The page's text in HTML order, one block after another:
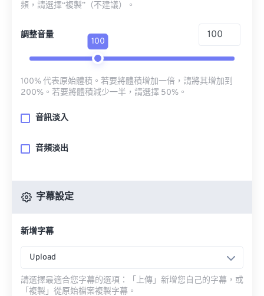
頻，請選擇“複製”（不建議）。
調整音量
100
100% 代表原始體積。若要將體積增加一倍，請將其增加到
200%。若要將體積減少一半，請選擇 50%。
音訊淡入
音頻淡出
字幕設定
新增字幕
Upload
請選擇最適合您字幕的選項：「上傳」新增您自己的字幕，或
「複製」從原始檔案複製字幕。